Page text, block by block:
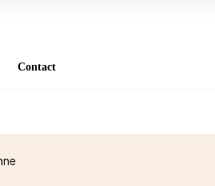
Contact